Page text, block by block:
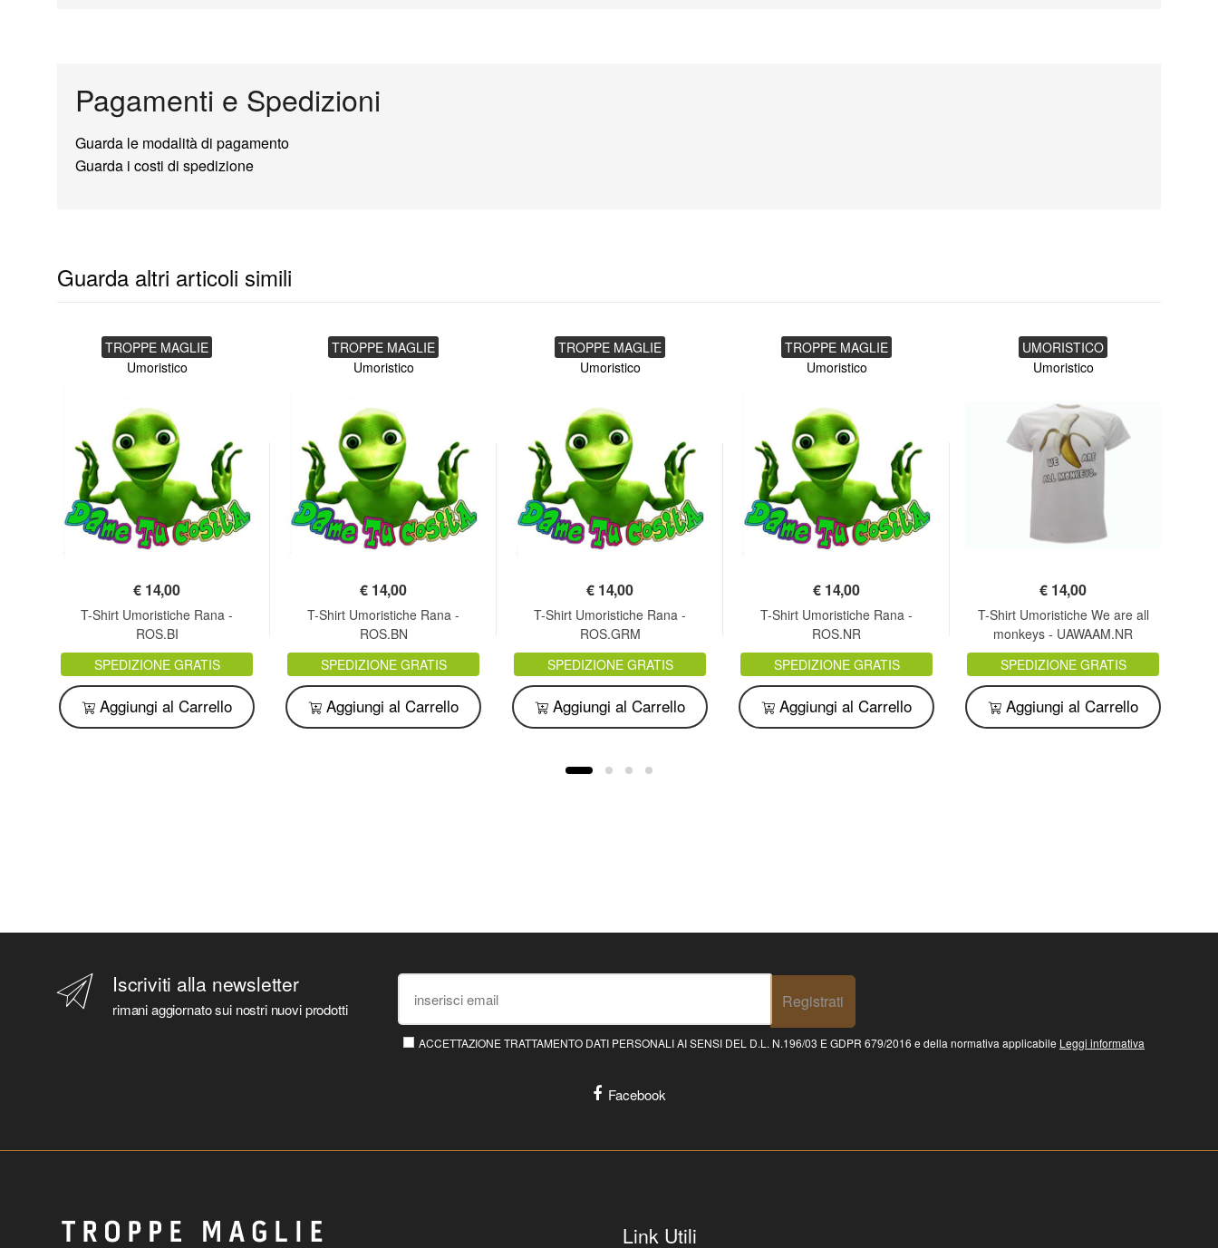
Pagamenti e Spedizioni
Guarda le modalità di pagamento
Guarda i costi di spedizione
Guarda altri articoli simili
TROPPE MAGLIE
Umoristico
€ 14,00
T-Shirt Umoristiche Rana -
ROS.BI
SPEDIZIONE GRATIS
Aggiungi al Carrello
TROPPE MAGLIE
Umoristico
€ 14,00
T-Shirt Umoristiche Rana -
ROS.BN
SPEDIZIONE GRATIS
Aggiungi al Carrello
TROPPE MAGLIE
Umoristico
€ 14,00
T-Shirt Umoristiche Rana -
ROS.GRM
SPEDIZIONE GRATIS
Aggiungi al Carrello
TROPPE MAGLIE
Umoristico
€ 14,00
T-Shirt Umoristiche Rana -
ROS.NR
SPEDIZIONE GRATIS
Aggiungi al Carrello
UMORISTICO
Umoristico
€ 14,00
T-Shirt Umoristiche We are all
monkeys - UAWAAM.NR
SPEDIZIONE GRATIS
Aggiungi al Carrello
Iscriviti alla newsletter
rimani aggiornato sui nostri nuovi prodotti Registrati
ACCETTAZIONE TRATTAMENTO DATI PERSONALI AI SENSI DEL D.L. N.196/03 E GDPR 679/2016 e della normativa applicabile Leggi informativa
Facebook
Link Utili